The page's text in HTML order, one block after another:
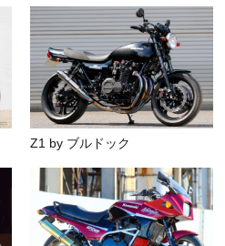
Z1 by ブルドック